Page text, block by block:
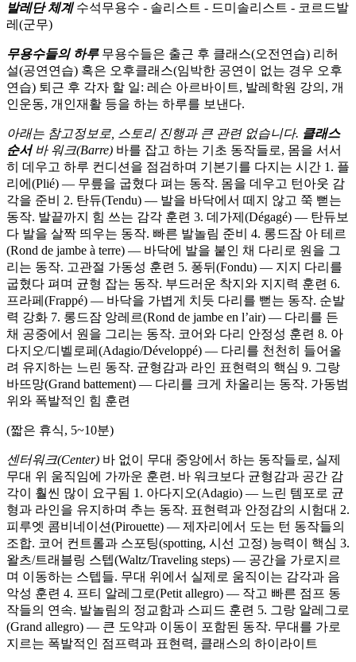
발레단 체계수석무용수 - 솔리스트 - 드미솔리스트 - 코르드발
레(군무)
무용수들의 하루무용수들은 출근 후 클래스(오전연습) 리허
설(공연연습) 혹은 오후클래스(임박한 공연이 없는 경우 오후
연습) 퇴근 후 각자 할 일: 레슨 아르바이트, 발레학원 강의, 개
인운동, 개인재활 등을 하는 하루를 보낸다.
아래는 참고정보로, 스토리 진행과 큰 관련 없습니다. 클래스
순서 바 워크(Barre) 바를 잡고 하는 기초 동작들로, 몸을 서서
히 데우고 하루 컨디션을 점검하며 기본기를 다지는 시간 1. 플
리에(Plié) — 무릎을 굽혔다 펴는 동작. 몸을 데우고 턴아웃 감
각을 준비 2. 탄듀(Tendu) — 발을 바닥에서 떼지 않고 쭉 뻗는
동작. 발끝까지 힘 쓰는 감각 훈련 3. 데가제(Dégagé) — 탄듀보
다 발을 살짝 띄우는 동작. 빠른 발놀림 준비 4. 롱드잠 아 테르
(Rond de jambe à terre) — 바닥에 발을 붙인 채 다리로 원을 그
리는 동작. 고관절 가동성 훈련 5. 퐁뒤(Fondu) — 지지 다리를
굽혔다 펴며 균형 잡는 동작. 부드러운 착지와 지지력 훈련 6.
프라페(Frappé) — 바닥을 가볍게 치듯 다리를 뻗는 동작. 순발
력 강화 7. 롱드잠 앙레르(Rond de jambe en l’air) — 다리를 든
채 공중에서 원을 그리는 동작. 코어와 다리 안정성 훈련 8. 아
다지오/디벨로페(Adagio/Développé) — 다리를 천천히 들어올
려 유지하는 느린 동작. 균형감과 라인 표현력의 핵심 9. 그랑
바뜨망(Grand battement) — 다리를 크게 차올리는 동작. 가동범
위와 폭발적인 힘 훈련
(짧은 휴식, 5~10분)
센터워크(Center) 바 없이 무대 중앙에서 하는 동작들로, 실제
무대 위 움직임에 가까운 훈련. 바 워크보다 균형감과 공간 감
각이 훨씬 많이 요구됨 1. 아다지오(Adagio) — 느린 템포로 균
형과 라인을 유지하며 추는 동작. 표현력과 안정감의 시험대 2.
피루엣 콤비네이션(Pirouette) — 제자리에서 도는 턴 동작들의
조합. 코어 컨트롤과 스포팅(spotting, 시선 고정) 능력이 핵심 3.
왈츠/트래블링 스텝(Waltz/Traveling steps) — 공간을 가로지르
며 이동하는 스텝들. 무대 위에서 실제로 움직이는 감각과 음
악성 훈련 4. 프티 알레그로(Petit allegro) — 작고 빠른 점프 동
작들의 연속. 발놀림의 정교함과 스피드 훈련 5. 그랑 알레그로
(Grand allegro) — 큰 도약과 이동이 포함된 동작. 무대를 가로
지르는 폭발적인 점프력과 표현력, 클래스의 하이라이트